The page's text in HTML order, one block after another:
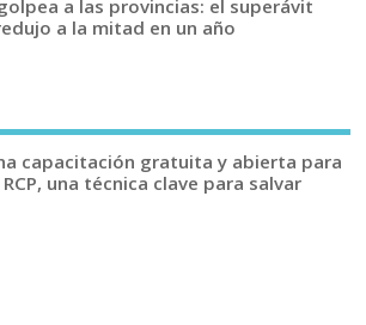
a las provincias: el superávit
a la mitad en un año
capacitación gratuita y abierta para
una técnica clave para salvar